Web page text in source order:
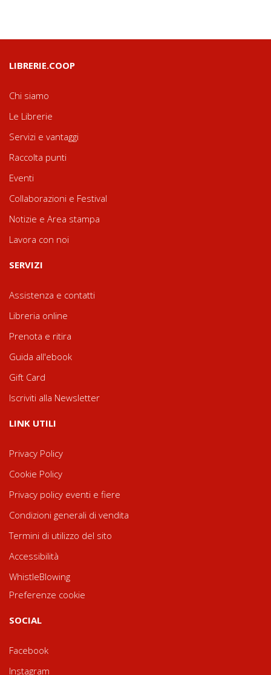
LIBRERIE.COOP
Chi siamo
Le Librerie
Servizi e vantaggi
Raccolta punti
Eventi
Collaborazioni e Festival
Notizie e Area stampa
Lavora con noi
SERVIZI
Assistenza e contatti
Libreria online
Prenota e ritira
Guida all'ebook
Gift Card
Iscriviti alla Newsletter
LINK UTILI
Privacy Policy
Cookie Policy
Privacy policy eventi e fiere
Condizioni generali di vendita
Termini di utilizzo del sito
Accessibilità
WhistleBlowing
Preferenze cookie
SOCIAL
Facebook
Instagram